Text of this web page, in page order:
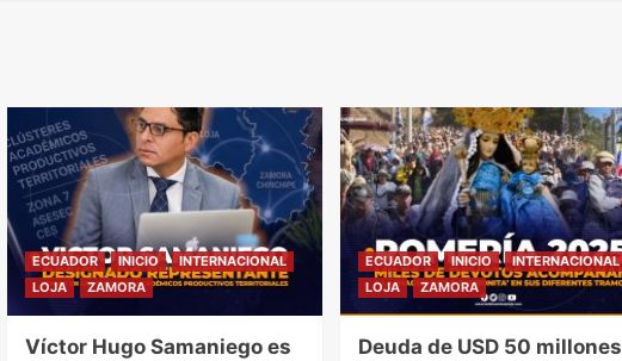
ECUADOR INICIO
INTERNACIONAL
LOJA
ZAMORA
Víctor Hugo Samaniego es
ECUADOR INICIO
INTERNACIONAL
LOJA
ZAMORA
Deuda de USD 50 millones